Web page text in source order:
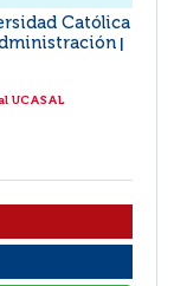
Católica
UCASAL